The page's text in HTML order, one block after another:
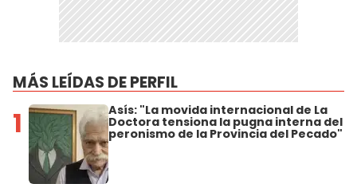
MÁS LEÍDAS DE PERFIL
1 Asís: "La movida internacional de La
Doctora tensiona la pugna interna del
peronismo de la Provincia del Pecado"